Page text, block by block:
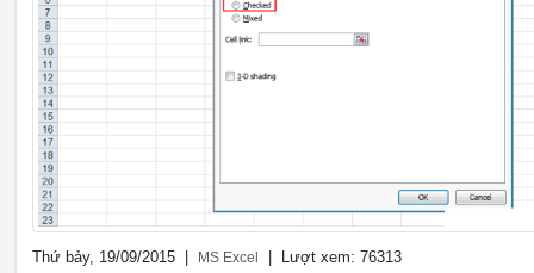
Thứ bảy, 19/09/2015 | MS Excel | Lượt xem: 76313